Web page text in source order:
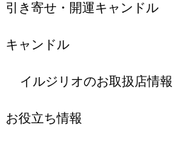
引き寄せ・開運キャンドル
キャンドル
イルジリオのお取扱店情報
お役立ち情報